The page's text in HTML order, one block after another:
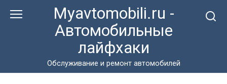
Myavtomobili.ru -
Автомобильные
лайфхаки
Обслуживание и ремонт автомобилей